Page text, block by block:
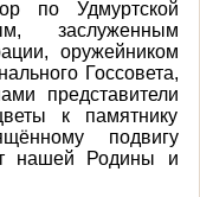
по Удмуртской
заслуженным
оружейником
Госсовета,
представители
к памятнику
подвигу
нашей Родины и